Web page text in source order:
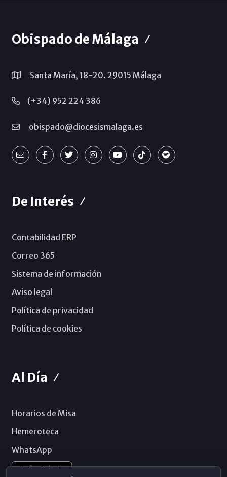
Obispado de Málaga
Santa María, 18-20. 29015 Málaga
(+34) 952 224 386
obispado@diocesismalaga.es
De Interés
Contabilidad ERP
Correo 365
Sistema de información
Aviso legal
Política de privacidad
Política de cookies
Al Día
Horarios de Misa
Hemeroteca
WhatsApp